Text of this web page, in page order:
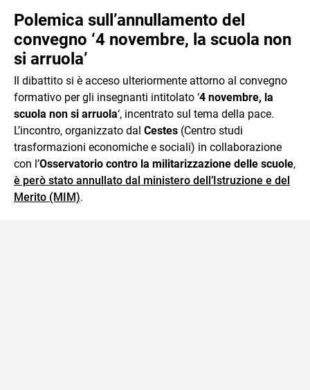
Polemica sull’annullamento del
convegno ‘4 novembre, la scuola non
si arruola’
Il dibattito si è acceso ulteriormente attorno al convegno
formativo per gli insegnanti intitolato ‘4 novembre, la
scuola non si arruola‘, incentrato sul tema della pace.
L’incontro, organizzato dal Cestes (Centro studi
trasformazioni economiche e sociali) in collaborazione
con l’Osservatorio contro la militarizzazione delle scuole,
è però stato annullato dal ministero dell’Istruzione e del
Merito (MIM).